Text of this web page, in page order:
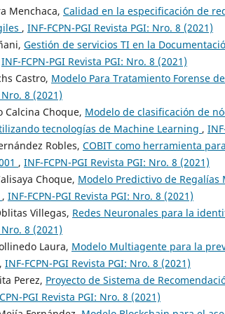
Menchaca, Calidad en la especificación de
, INF-FCPN-PGI Revista PGI: Nro. 8 (2021)
Gestión de servicios TI en la
INF-FCPN-PGI Revista PGI: Nro. 8 (2021)
Castro, Modelo Para Tratamiento Forense
8 (2021)
Calcina Choque, Modelo de clasificación de
tecnologías de Machine Learning ,
Robles, COBIT como herramienta
, INF-FCPN-PGI Revista PGI: Nro. 8 (2021)
Choque, Modelo Predictivo de
, INF-FCPN-PGI Revista PGI: Nro. 8 (2021)
Villegas, Redes Neuronales para la
8 (2021)
Laura, Modelo Multiagente para la
, INF-FCPN-PGI Revista PGI: Nro. 8 (2021)
Perez, Proyecto de Sistema de
PGI Revista PGI: Nro. 8 (2021)